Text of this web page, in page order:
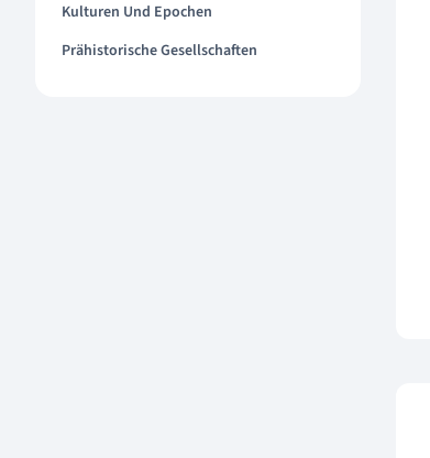
Kulturen Und Epochen
Prähistorische Gesellschaften